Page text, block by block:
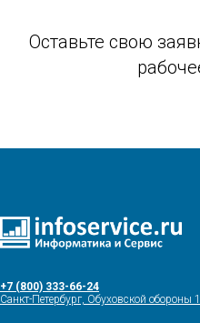
Оставьте свою
+7 (800) 333-66-24
Санкт-Петербург, Обуховской обороны